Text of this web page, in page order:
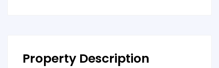
Property Description